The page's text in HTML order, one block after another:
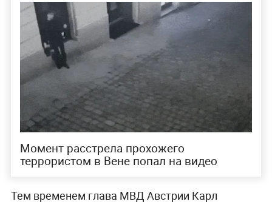
Момент расстрела прохожего
террористом в Вене попал на видео
Тем временем глава МВД Австрии Карл